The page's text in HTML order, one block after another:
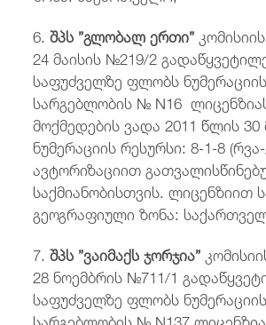
6.შპს ”გლობალ ერთი”
24 მაისის №219/2
საფუძველზე ფლობს
სარგებლობის № N16
მოქმედების ვადა 2011 წლის
ნუმერაციის რესურსი: 8-1-8
ავტორიზაციით
საქმიანობისთვის. ლიცენზიით
გეოგრაფიული ზონა:
7.შპს ”ვაიმაქს ჯორჯია”
28 ნოემბრის №711/1
საფუძველზე ფლობს